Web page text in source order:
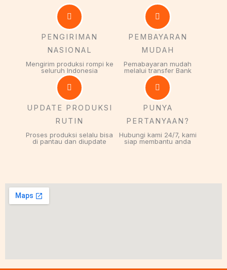
PENGIRIMAN
NASIONAL
Mengirim produksi rompi ke
seluruh Indonesia
PEMBAYARAN
MUDAH
Pemabayaran mudah
melalui transfer Bank
UPDATE PRODUKSI
RUTIN
Proses produksi selalu bisa
di pantau dan diupdate
PUNYA
PERTANYAAN?
Hubungi kami 24/7, kami
siap membantu anda